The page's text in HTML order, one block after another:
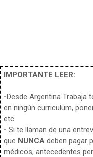
IMPORTANTE LEER:
-Desde Argentina Trabaja
en ningún curriculum,
etc.
- Si te llaman de una
que NUNCA deben pagar
médicos, antecedentes